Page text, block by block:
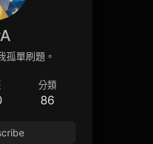
孤單刷題。
分類
86